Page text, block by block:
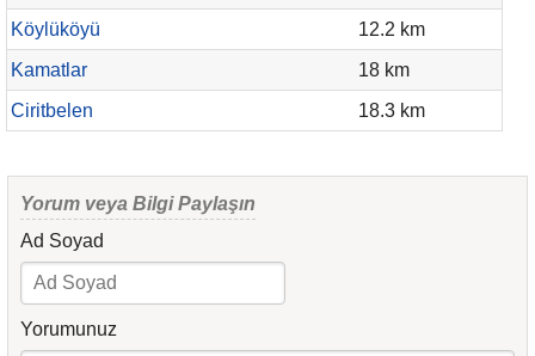
Köylüköyü
12.2 km
Kamatlar
18 km
Ciritbelen
18.3 km
Yorum veya Bilgi Paylaşın
Ad Soyad
Yorumunuz